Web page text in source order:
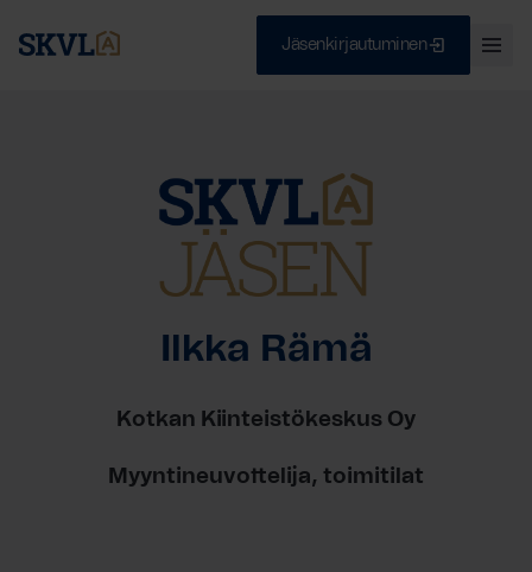
Jäsenkirjautuminen
Ilkka Rämä
Kotkan Kiinteistökeskus Oy
Myyntineuvottelija, toimitilat